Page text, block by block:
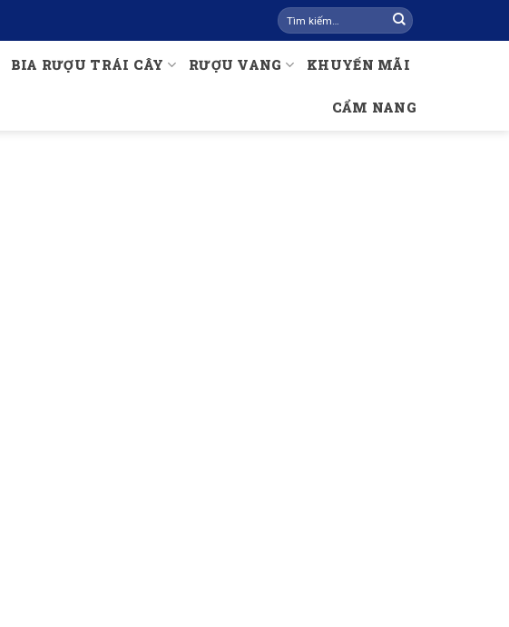
Tìm
kiếm:
BIA RƯỢU TRÁI CÂY RƯỢU VANG KHUYẾN MÃI
CẨM NANG